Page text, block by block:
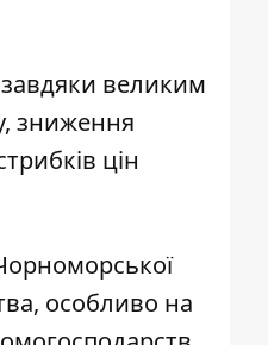
завдяки великим
зниження
цін
особливо на